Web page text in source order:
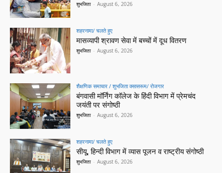
शुभजिता - August 6, 2026
शहरनामा/ चलते हुए
मासव्यापी श्रावण सेवा में बच्चों में दूध वितरण
शुभजिता - August 6, 2026
शैक्षणिक समाचार / शुभजिता क्सासरूम/ रोजगार
बंगवासी मॉर्निंग कॉलेज के हिंदी विभाग में प्रेमचंद
जयंती पर संगोष्ठी
शुभजिता - August 6, 2026
शहरनामा/ चलते हुए
सीयू, हिन्दी विभाग में व्यास पूजन व राष्ट्रीय संगोष्ठी
शुभजिता - August 6, 2026